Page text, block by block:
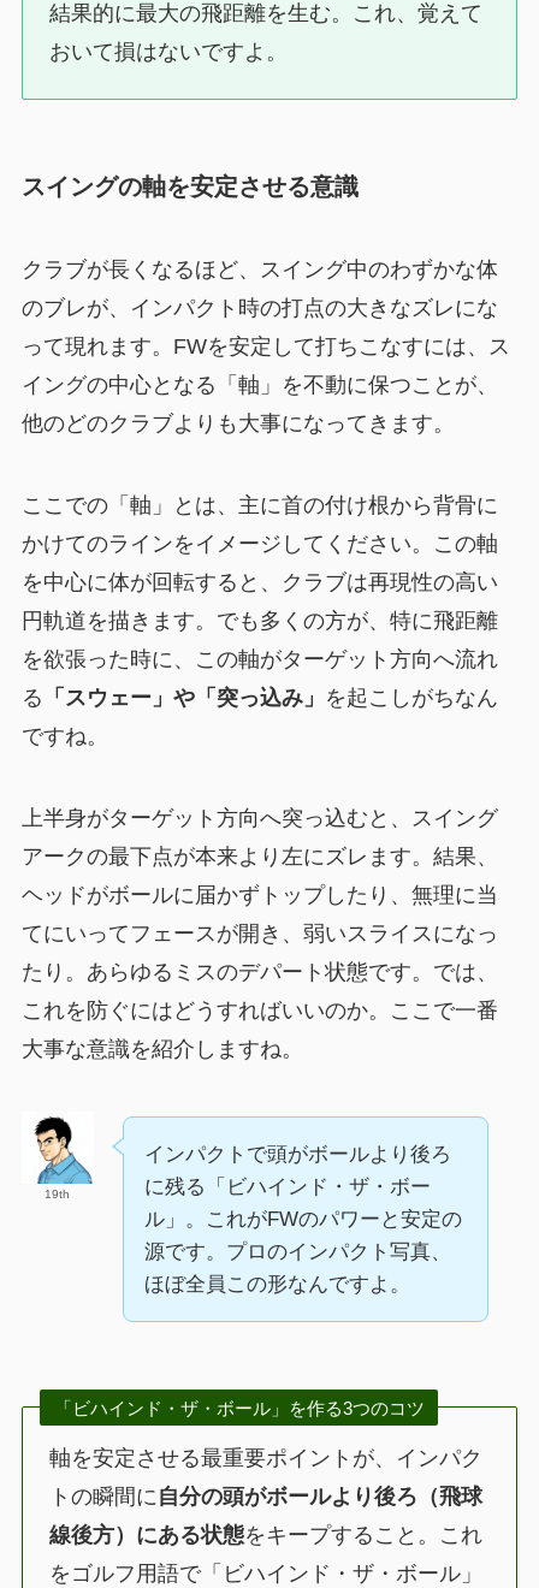
結果的に最大の飛距離を生む。これ、覚えて
おいて損はないですよ。
スイングの軸を安定させる意識
クラブが長くなるほど、スイング中のわずかな体
のブレが、インパクト時の打点の大きなズレにな
って現れます。FWを安定して打ちこなすには、ス
イングの中心となる「軸」を不動に保つことが、
他のどのクラブよりも大事になってきます。
ここでの「軸」とは、主に首の付け根から背骨に
かけてのラインをイメージしてください。この軸
を中心に体が回転すると、クラブは再現性の高い
円軌道を描きます。でも多くの方が、特に飛距離
を欲張った時に、この軸がターゲット方向へ流れ
る 「スウェー」や「突っ込み」 を起こしがちなん
ですね。
上半身がターゲット方向へ突っ込むと、スイング
アークの最下点が本来より左にズレます。結果、
ヘッドがボールに届かずトップしたり、無理に当
てにいってフェースが開き、弱いスライスになっ
たり。あらゆるミスのデパート状態です。では、
これを防ぐにはどうすればいいのか。ここで一番
大事な意識を紹介しますね。
19th
インパクトで頭がボールより後ろ
に残る「ビハインド・ザ・ボー
ル」。これがFWのパワーと安定の
源です。プロのインパクト写真、
ほぼ全員この形なんですよ。
「ビハインド・ザ・ボール」を作る3つのコツ
軸を安定させる最重要ポイントが、インパク
トの瞬間に自分の頭がボールより後ろ（飛球
線後方）にある状態をキープすること。これ
をゴルフ用語で「ビハインド・ザ・ボール」